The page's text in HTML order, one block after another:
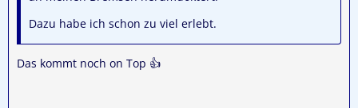
Dazu habe ich schon zu viel erlebt.
Das kommt noch on Top 👍